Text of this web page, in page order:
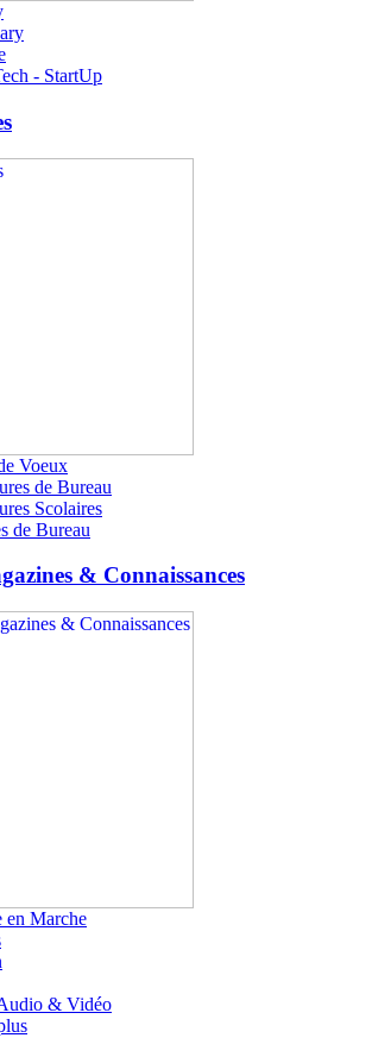
- StartUp
Voeux
de Bureau
Scolaires
de Bureau
& Connaissances
en Marche
& Vidéo